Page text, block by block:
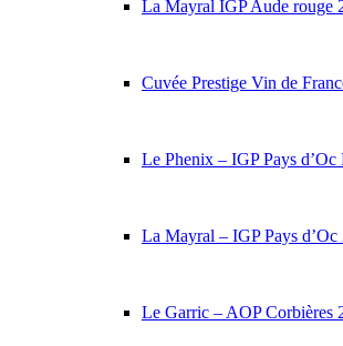
La Mayral IGP Aude rouge
Cuvée Prestige Vin de
Le Phenix – IGP Pays d’Oc
La Mayral – IGP Pays d’Oc
Le Garric – AOP Corbières